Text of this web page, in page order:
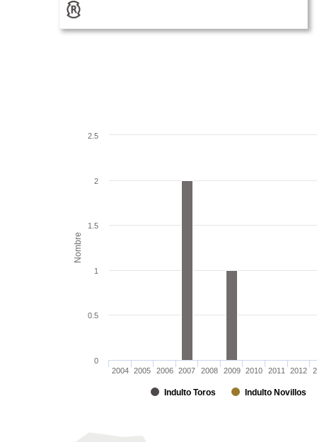
Nombre
Indulto Toros Indulto Novillos
2004 2005 2006 2007 2008 2009 2010 2011 2012
0
0.5
1
1.5
2
2.5